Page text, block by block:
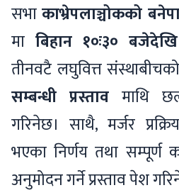
सभाकाभ्रेपलाञ्चोकको
मा बिहान १०ः३० बजेदेखि
तीनवटै लघुवित्त संस्थाबीचको
सम्बन्धी प्रस्ताव माथि
गरिनेछ। साथै, मर्जर
भएका निर्णय तथा सम्पूर्ण
अनुमोदन गर्ने प्रस्ताव पेश